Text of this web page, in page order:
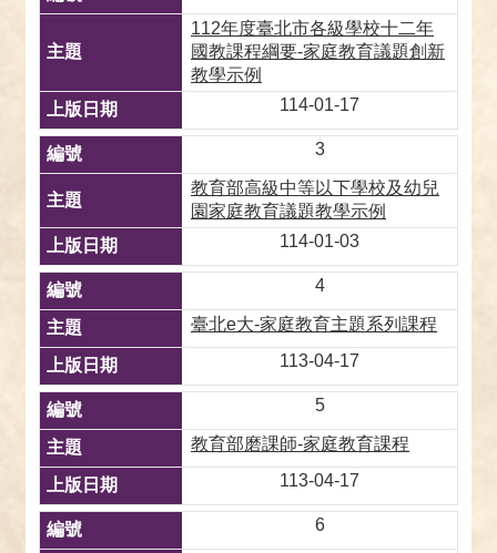
112年度臺北市各級學校十二年
國教課程綱要-家庭教育議題創新
教學示例
114-01-17
3
教育部高級中等以下學校及幼兒
園家庭教育議題教學示例
114-01-03
4
臺北e大-家庭教育主題系列課程
113-04-17
5
教育部磨課師-家庭教育課程
113-04-17
6